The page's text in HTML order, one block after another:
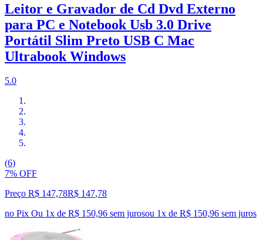
Leitor e Gravador de Cd Dvd Externo
para PC e Notebook Usb 3.0 Drive
Portátil Slim Preto USB C Mac
Ultrabook Windows
5.0
(6)
7% OFF
Preço R$ 147,78R$ 147,78
no Pix Ou 1x de R$ 150,96 sem jurosou 1x de R$ 150,96 sem juros